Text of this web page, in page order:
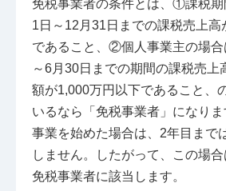
免税事業者の条件とは、①課税期
1日～12月31日までの課税売上高
であること、②個人事業主の場合
～6月30日までの期間の課税売上
額が1,000万円以下であること、
いるなら「免税事業者」になり
事業を始めた場合は、2年目まで
しません。したがって、この場合
免税事業者に該当します。